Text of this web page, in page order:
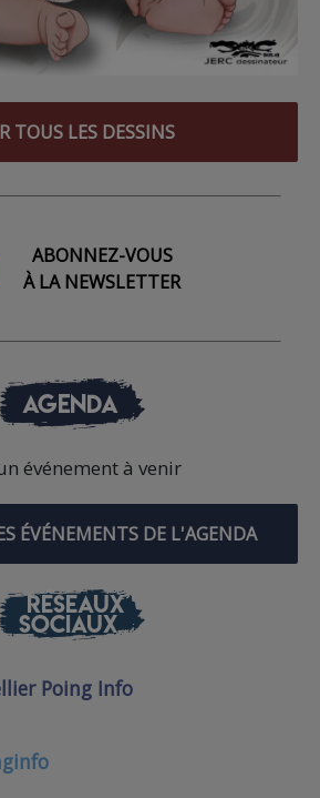
TOUS LES DESSINS
ABONNEZ-VOUS
À LA NEWSLETTER
AGENDA
événement à venir
ÉVÉNEMENTS DE L'AGENDA
RÉSEAUX
SOCIAUX
Poing Info